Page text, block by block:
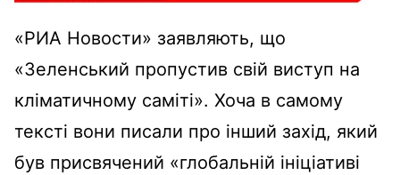
«РИА Новости» заявляють, що
«Зеленський пропустив свій виступ на
кліматичному саміті». Хоча в самому
тексті вони писали про інший захід, який
був присвячений «глобальній ініціативі